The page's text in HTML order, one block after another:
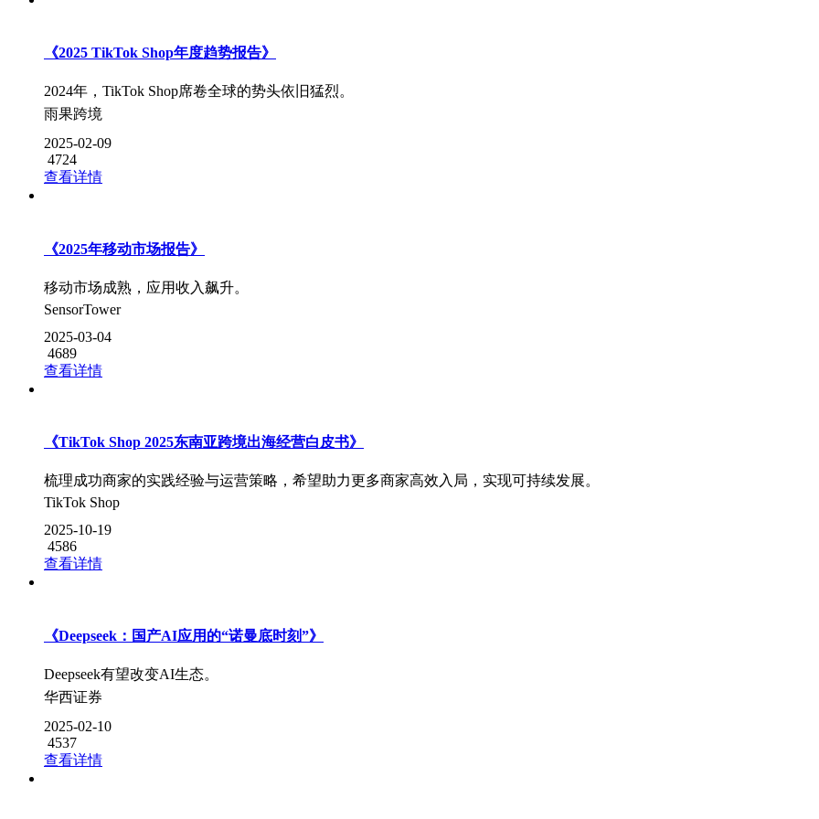
《2025 TikTok Shop年度趋势报告》
2024年，TikTok Shop席卷全球的势头依旧猛烈。
雨果跨境
2025-02-09
4724
查看详情
《2025年移动市场报告》
移动市场成熟，应用收入飙升。
SensorTower
2025-03-04
4689
查看详情
《TikTok Shop 2025东南亚跨境出海经营白皮书》
梳理成功商家的实践经验与运营策略，希望助力更多商家高效入局，实现可持续发展。
TikTok Shop
2025-10-19
4586
查看详情
《Deepseek：国产AI应用的“诺曼底时刻”》
Deepseek有望改变AI生态。
华西证券
2025-02-10
4537
查看详情